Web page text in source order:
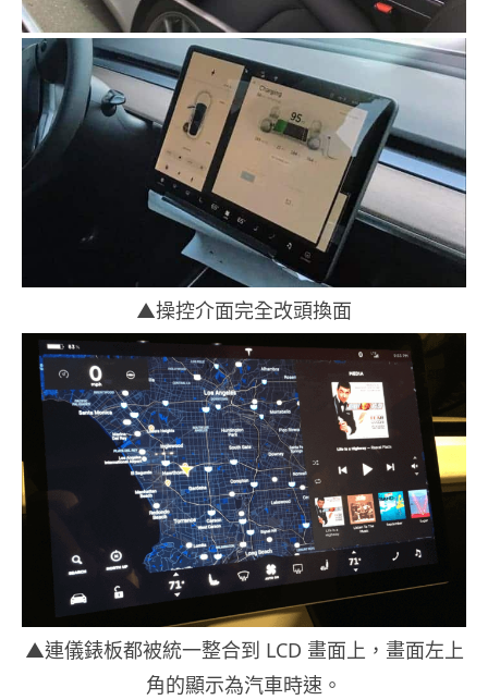
▲操控介面完全改頭換面
▲連儀錶板都被統一整合到 LCD 畫面上，畫面左上
角的顯示為汽車時速。